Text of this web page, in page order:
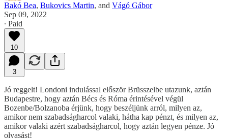
Bakó Bea, Bukovics Martin, and Vágó Gábor
Sep 09, 2022
∙ Paid
10
3
Jó reggelt! Londoni indulással először Brüsszelbe utazunk, aztán
Budapestre, hogy aztán Bécs és Róma érintésével végül
Bozenbe/Bolzanoba érjünk, hogy beszéljünk arról, milyen az,
amikor nem szabadságharcol valaki, hátha kap pénzt, és milyen az,
amikor valaki azért szabadságharcol, hogy aztán legyen pénze. Jó
olvasást!